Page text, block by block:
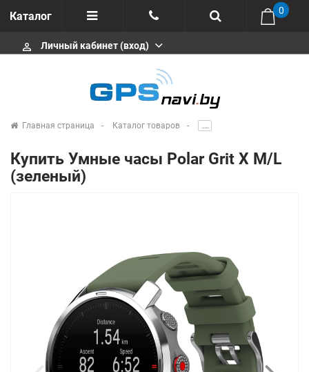
Каталог
Отзывы
+375 291646666
msa333
info@gpsnavi.by
0
perm_identity Личный кабинет (вход)
Главная страница Каталог товаров .....
Купить Умные часы Polar Grit X M/L
(зеленый)